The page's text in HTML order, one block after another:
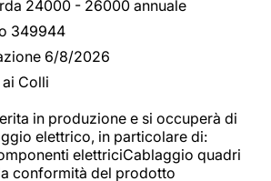
24000 - 26000 annuale
349944
6/8/2026
Colli
in produzione e si occuperà di
elettrico, in particolare di:
elettriciCablaggio quadri
conformità del prodotto